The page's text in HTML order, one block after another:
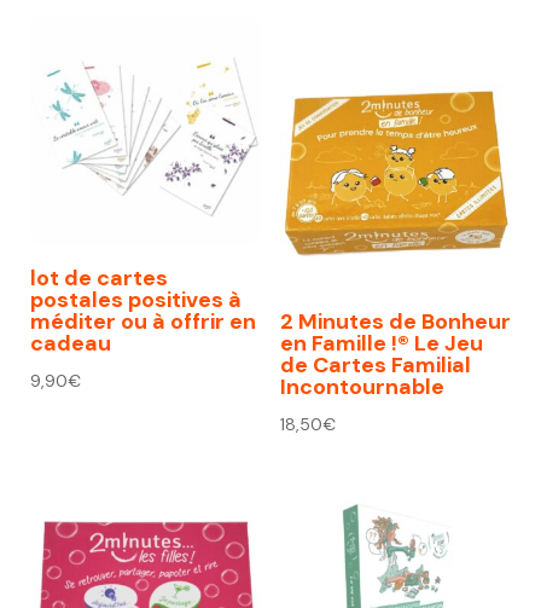
lot de cartes
postales positives à
méditer ou à offrir en
cadeau
9,90€
2 Minutes de Bonheur
en Famille !® Le Jeu
de Cartes Familial
Incontournable
18,50€